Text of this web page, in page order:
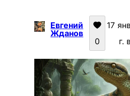
Евгений
Жданов
0
17
г.